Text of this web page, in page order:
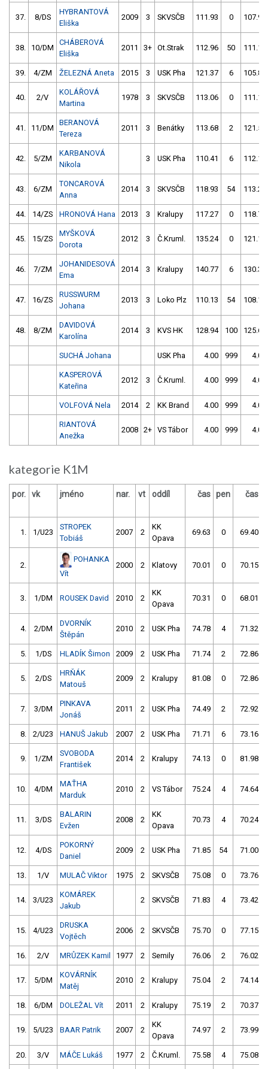
37. 8/DS
HYBRANTOVÁ
Eliška
2009 3 SKVSČB 111.93 0 107.92
38. 10/DM
CHÁBEROVÁ
Eliška
2011 3+ Ot.Strak 112.96 50 111.10
39. 4/ZM ŽELEZNÁ Aneta 2015 3 USK Pha 121.37 6 105.88
40. 2/V
KOLÁŘOVÁ
Martina
1978 3 SKVSČB 113.06 0 111.16
41. 11/DM
BERANOVÁ
Tereza
2011 3 Benátky 113.68 2 121.54
42. 5/ZM
KARBANOVÁ
Nikola
3 USK Pha 110.41 6 112.14
43. 6/ZM
TONCAROVÁ
Anna
2014 3 SKVSČB 118.93 54 113.25
44. 14/ZS HRONOVÁ Hana 2013 3 Kralupy 117.27 0 118.70
45. 15/ZS
MYŠKOVÁ
Dorota
2012 3 Č.Kruml. 135.24 0 121.11
46. 7/ZM
JOHANIDESOVÁ
Ema
2014 3 Kralupy 140.77 6 130.30
47. 16/ZS
RUSSWURM
Johana
2013 3 Loko Plz 110.13 54 108.12
48. 8/ZM
DAVIDOVÁ
Karolína
2014 3 KVS HK 128.94 100 125.62
SUCHÁ Johana USK Pha 4.00 999 4.00
KASPEROVÁ
Kateřina
2012 3 Č.Kruml. 4.00 999 4.00
VOLFOVÁ Nela 2014 2 KK Brand 4.00 999 4.00
RIANTOVÁ
Anežka
2008 2+ VS Tábor 4.00 999 4.00
kategorie K1M
por. vk jméno nar. vt oddíl čas pen čas
1. 1/U23
STROPEK
Tobiáš
2007 2
KK
Opava
69.63 0 69.40
2.
POHANKA
Vít
2000 2 Klatovy 70.01 0 70.15
3. 1/DM ROUSEK David 2010 2
KK
Opava
70.31 0 68.01
4. 2/DM
DVORNÍK
Štěpán
2010 2 USK Pha 74.78 4 71.32
5. 1/DS HLADÍK Šimon 2009 2 USK Pha 71.74 2 72.86
5. 2/DS
HRŇÁK
Matouš
2009 2 Kralupy 81.08 0 72.86
7. 3/DM
PINKAVA
Jonáš
2011 2 USK Pha 74.49 2 72.92
8. 2/U23 HANUŠ Jakub 2007 2 USK Pha 71.71 6 73.16
9. 1/ZM
SVOBODA
František
2014 2 Kralupy 74.13 0 81.98
10. 4/DM
MAŤHA
Marduk
2010 2 VS Tábor 75.24 4 74.64
11. 3/DS
BALARIN
Evžen
2008 2
KK
Opava
70.73 4 70.24
12. 4/DS
POKORNÝ
Daniel
2009 2 USK Pha 71.85 54 71.00
13. 1/V MULAČ Viktor 1975 2 SKVSČB 75.08 0 73.76
14. 3/U23
KOMÁREK
Jakub
2 SKVSČB 71.83 4 73.42
15. 4/U23
DRUSKA
Vojtěch
2006 2 SKVSČB 75.70 0 77.15
16. 2/V MRŮZEK Kamil 1977 2 Semily 76.06 2 76.02
17. 5/DM
KOVÁRNÍK
Matěj
2010 2 Kralupy 75.04 2 74.14
18. 6/DM DOLEŽAL Vít 2011 2 Kralupy 75.19 2 70.37
19. 5/U23 BAAR Patrik 2007 2
KK
Opava
74.97 2 73.99
20. 3/V MÁČE Lukáš 1977 2 Č.Kruml. 75.58 4 75.08